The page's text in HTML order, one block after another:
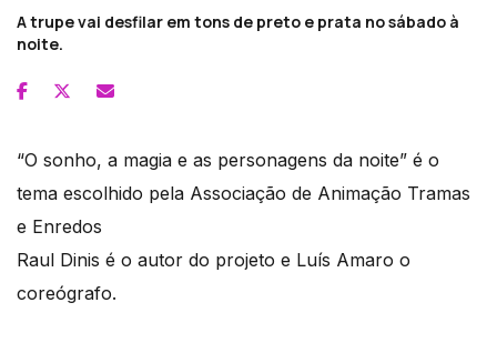
A trupe vai desfilar em tons de preto e prata no sábado à
noite.
“O sonho, a magia e as personagens da noite” é o
tema escolhido pela Associação de Animação Tramas
e Enredos
Raul Dinis é o autor do projeto e Luís Amaro o
coreógrafo.